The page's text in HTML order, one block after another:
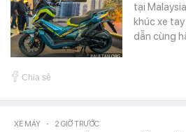
tại
khúc xe
dẫn cùng
Chia sẻ
XE MÁY - 2 GIỜ TRƯỚC